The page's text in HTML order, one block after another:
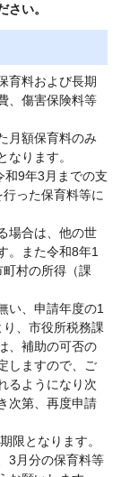
い。
育料および長期
、傷害保険料等
月額保育料のみ
ります。
和9年3月までの支
った保育料等に
場合は、他の世
。また令和8年1
村の所得（課
い、申請年度の1
、市役所税務課
、補助の可否の
しますので、ご
るようになり次
次第、再度申請
限となります。
3月分の保育料等